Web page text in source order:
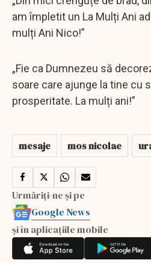
am împletit un La Mulți Ani
mulți Ani Nico!”
„Fie ca Dumnezeu să
soare care ajunge la tine cu
prosperitate. La mulți ani!”
mesaje mos nicolae
Urmăriți-ne și pe
Google News
și în aplicațiile mobile